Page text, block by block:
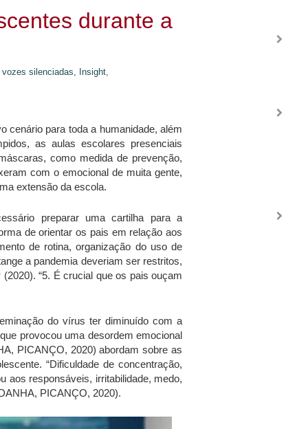
durante a
silenciadas, Insight,
cenário para toda a humanidade, além
as aulas escolares presenciais
como medida de prevenção,
com o emocional de muita gente,
extensão da escola.
preparar uma cartilha para a
de orientar os pais em relação aos
de rotina, organização do uso de
a pandemia deveriam ser restritos,
“5. É crucial que os pais ouçam
do vírus ter diminuído com a
provocou uma desordem emocional
PICANÇO, 2020) abordam sobre as
“Dificuldade de concentração,
aos responsáveis, irritabilidade, medo,
PICANÇO, 2020).